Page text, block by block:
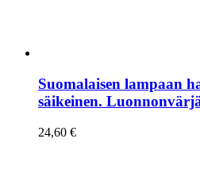
Suomalaisen lampaan
säikeinen.
24,60 €